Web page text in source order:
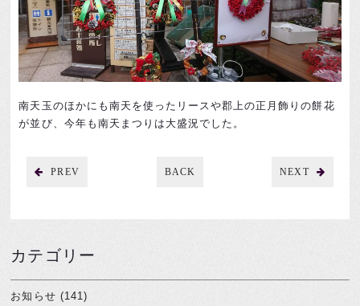
南天玉のほかにも南天を使ったリースや郡上の正月飾りの餅花
が並び、今年も南天まつりは大盛況でした。
NEXT
BACK
PREV
カテゴリー
お知らせ (141)